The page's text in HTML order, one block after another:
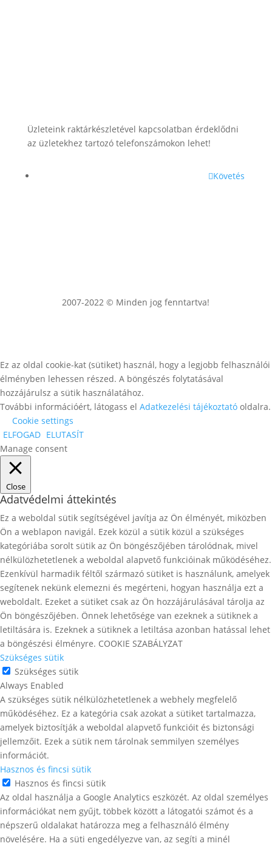
Üzleteink raktárkészletével kapcsolatban érdeklődni
az üzletekhez tartozó telefonszámokon lehet!
Követés
2007-2022 © Minden jog fenntartva!
Ez az oldal cookie-kat (sütiket) használ, hogy a legjobb felhasználói
élményben lehessen részed. A böngészés folytatásával
hozzájárulsz a sütik használatához.
További információért, látogass el Adatkezelési tájékoztató oldalra.
Cookie settings
ELFOGAD ELUTASÍT
Manage consent
Close
Adatvédelmi áttekintés
Ez a weboldal sütik segítségével javítja az Ön élményét, miközben
Ön a weblapon navigál. Ezek közül a sütik közül a szükséges
kategóriába sorolt ​​sütik az Ön böngészőjében tárolódnak, mivel
nélkülözhetetlenek a weboldal alapvető funkcióinak működéséhez.
Ezenkívül harmadik féltől származó sütiket is használunk, amelyek
segítenek nekünk elemezni és megérteni, hogyan használja ezt a
weboldalt. Ezeket a sütiket csak az Ön hozzájárulásával tárolja az
Ön böngészőjében. Önnek lehetősége van ezeknek a sütiknek a
letiltására is. Ezeknek a sütiknek a letiltása azonban hatással lehet
a böngészési élményre. COOKIE SZABÁLYZAT
Szükséges sütik
Szükséges sütik
Always Enabled
A szükséges sütik nélkülözhetetlenek a webhely megfelelő
működéséhez. Ez a kategória csak azokat a sütiket tartalmazza,
amelyek biztosítják a weboldal alapvető funkcióit és biztonsági
jellemzőit. Ezek a sütik nem tárolnak semmilyen személyes
információt.
Hasznos és fincsi sütik
Hasznos és fincsi sütik
Az oldal használja a Google Analytics eszközét. Az oldal személyes
információkat nem gyűjt, többek között a látogatói számot és a
népszerű oldalakat határozza meg a felhasználó élmény
növelésére. Ha a süti engedélyezve van, az segíti a minél